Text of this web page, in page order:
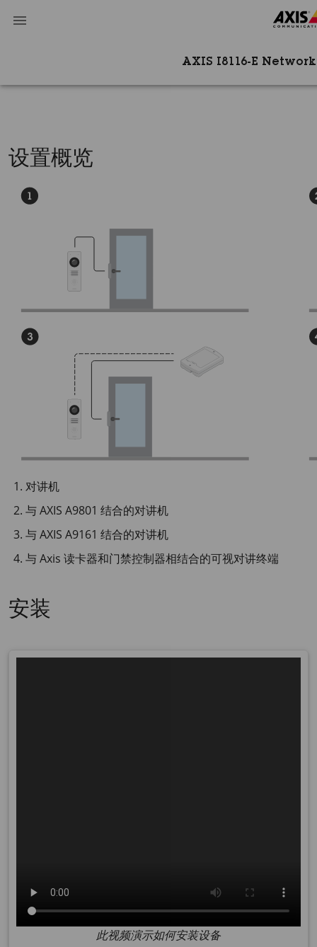
AXIS I8116-E
设置概览
对讲机
与 AXIS A9801 结合的对讲机
与 AXIS A9161 结合的对讲机
与 Axis 读卡器和门禁控制器相结合的可视对讲终端
安装
此视频演示如何安装设备